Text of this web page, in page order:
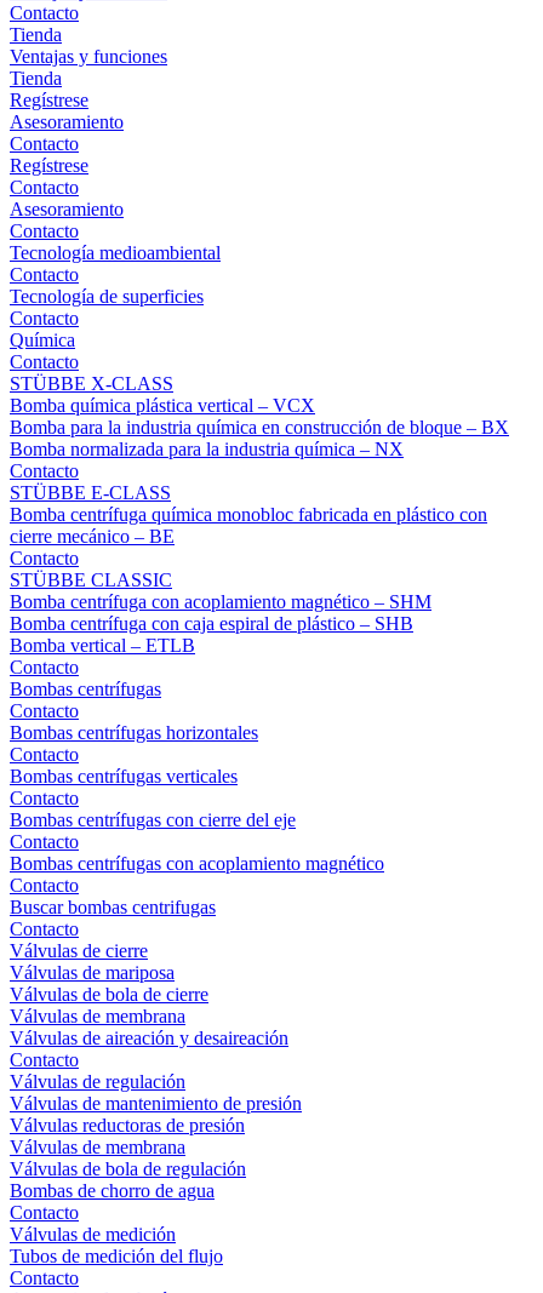
Contacto
Tienda
Ventajas y funciones
Tienda
Regístrese
Asesoramiento
Contacto
Regístrese
Contacto
Asesoramiento
Contacto
Tecnología medioambiental
Contacto
Tecnología de superficies
Contacto
Química
Contacto
STÜBBE X-CLASS
Bomba química plástica vertical – VCX
Bomba para la industria química en construcción de bloque – BX
Bomba normalizada para la industria química – NX
Contacto
STÜBBE E-CLASS
Bomba centrífuga química monobloc fabricada en plástico con
cierre mecánico – BE
Contacto
STÜBBE CLASSIC
Bomba centrífuga con acoplamiento magnético – SHM
Bomba centrífuga con caja espiral de plástico – SHB
Bomba vertical – ETLB
Contacto
Bombas centrífugas
Contacto
Bombas centrífugas horizontales
Contacto
Bombas centrífugas verticales
Contacto
Bombas centrífugas con cierre del eje
Contacto
Bombas centrífugas con acoplamiento magnético
Contacto
Buscar bombas centrifugas
Contacto
Válvulas de cierre
Válvulas de mariposa
Válvulas de bola de cierre
Válvulas de membrana
Válvulas de aireación y desaireación
Contacto
Válvulas de regulación
Válvulas de mantenimiento de presión
Válvulas reductoras de presión
Válvulas de membrana
Válvulas de bola de regulación
Bombas de chorro de agua
Contacto
Válvulas de medición
Tubos de medición del flujo
Contacto